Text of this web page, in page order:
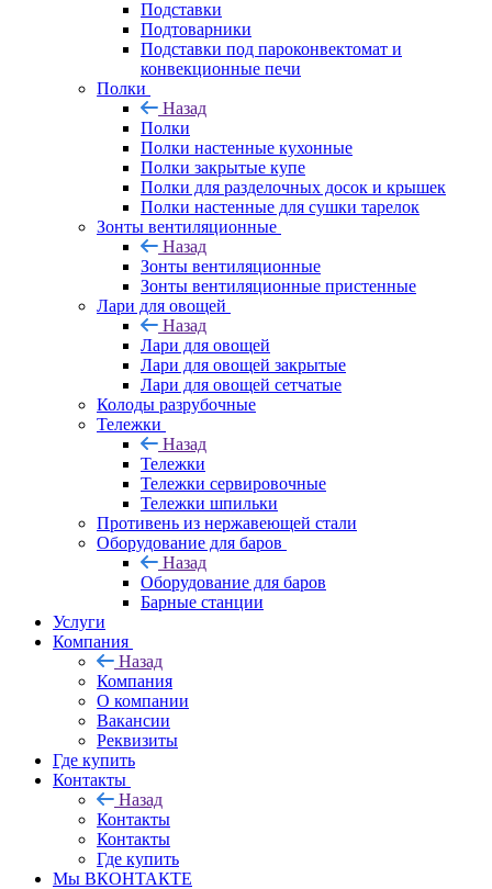
Подставки
Подтоварники
Подставки под пароконвектомат и
конвекционные печи
Полки
Назад
Полки
Полки настенные кухонные
Полки закрытые купе
Полки для разделочных досок и крышек
Полки настенные для сушки тарелок
Зонты вентиляционные
Назад
Зонты вентиляционные
Зонты вентиляционные пристенные
Лари для овощей
Назад
Лари для овощей
Лари для овощей закрытые
Лари для овощей сетчатые
Колоды разрубочные
Тележки
Назад
Тележки
Тележки сервировочные
Тележки шпильки
Противень из нержавеющей стали
Оборудование для баров
Назад
Оборудование для баров
Барные станции
Услуги
Компания
Назад
Компания
О компании
Вакансии
Реквизиты
Где купить
Контакты
Назад
Контакты
Контакты
Где купить
Мы ВКОНТАКТЕ